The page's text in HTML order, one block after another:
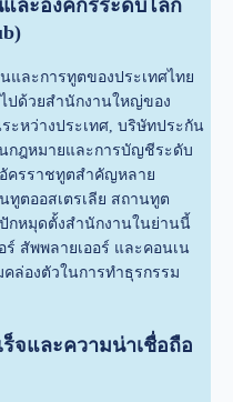
ละองค์กรระดับโลก
ะการทูตของประเทศไทย
ปด้วยสำนักงานใหญ่ของ
ะหว่างประเทศ, บริษัทประกัน
กฎหมายและการบัญชีระดับ
ครราชทูตสำคัญหลาย
ทูตออสเตรเลีย สถานทูต
กหมุดตั้งสำนักงานในย่านนี้
ร์ สัพพลายเออร์ และคอนเน
ล่องตัวในการทำธุรกรรม
จและความน่าเชื่อถือ